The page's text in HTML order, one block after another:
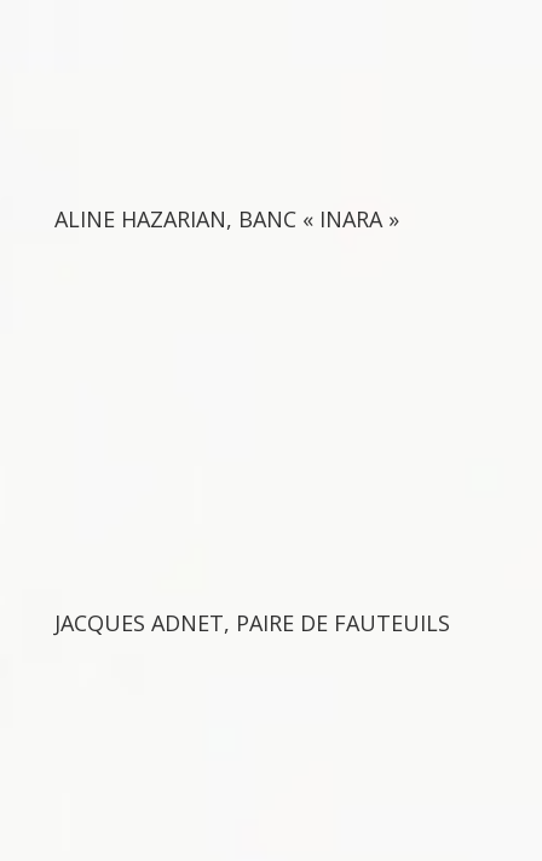
ALINE HAZARIAN, BANC « INARA »
JACQUES ADNET, PAIRE DE FAUTEUILS